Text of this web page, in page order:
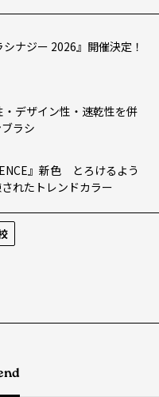
シナジー 2026』開催決定！
・デザイン性・速乾性を併
ラシ
』新色 とろけるよう
れたトレンドカラー